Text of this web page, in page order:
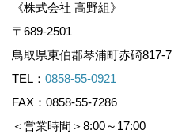
《株式会社 高野組》
〒689-2501
鳥取県東伯郡琴浦町赤碕817-7
TEL： 0858-55-0921
FAX：0858-55-7286
＜営業時間＞8:00～17:00